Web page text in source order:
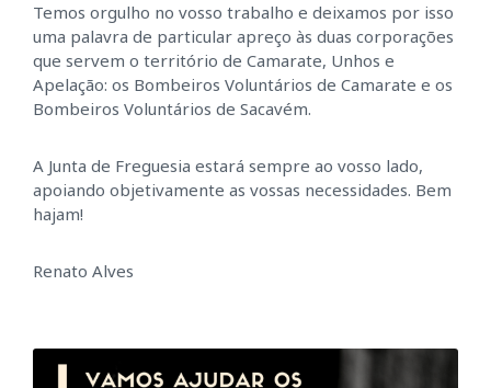
Temos orgulho no vosso trabalho e deixamos por isso
uma palavra de particular apreço às duas corporações
que servem o território de Camarate, Unhos e
Apelação: os Bombeiros Voluntários de Camarate e os
Bombeiros Voluntários de Sacavém.
A Junta de Freguesia estará sempre ao vosso lado,
apoiando objetivamente as vossas necessidades. Bem
hajam!
Renato Alves